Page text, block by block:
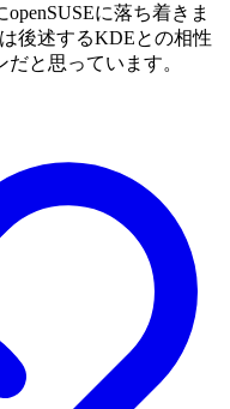
に落ち着きま
後述するKDEとの相性
と思っています。